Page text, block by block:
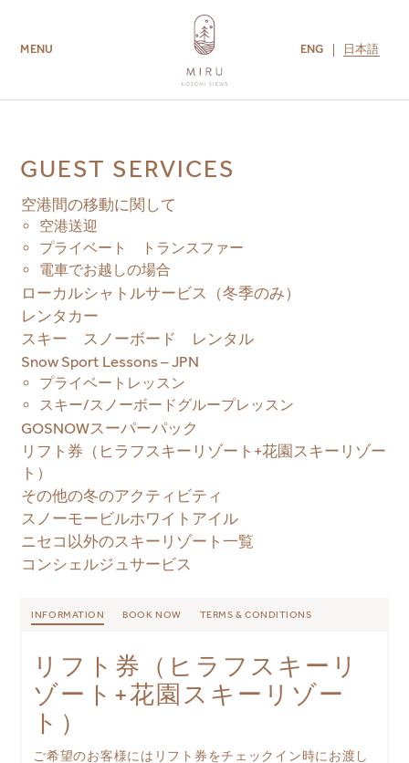
MENU ENG 日本語
GUEST SERVICES
空港間の移動に関して
空港送迎
プライベート トランスファー
電車でお越しの場合
ローカルシャトルサービス（冬季のみ）
レンタカー
スキー スノーボード レンタル
Snow Sport Lessons – JPN
プライベートレッスン
スキー/スノーボードグループレッスン
GOSNOWスーパーパック
リフト券（ヒラフスキーリゾート+花園スキーリゾー
ト）
その他の冬のアクティビティ
スノーモービルホワイトアイル
ニセコ以外のスキーリゾート一覧
コンシェルジュサービス
INFORMATION BOOK NOW TERMS & CONDITIONS
リフト券（ヒラフスキーリ
ゾート+花園スキーリゾー
ト）
ご希望のお客様にはリフト券をチェックイン時にお渡し